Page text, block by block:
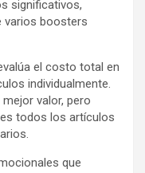
significativos,
varios boosters
el costo total en
individualmente.
valor, pero
todos los artículos
que